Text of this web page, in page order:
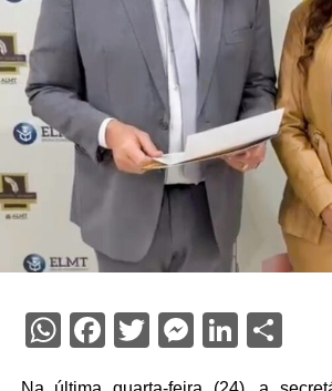
WhatsApp
Facebook
Twitter